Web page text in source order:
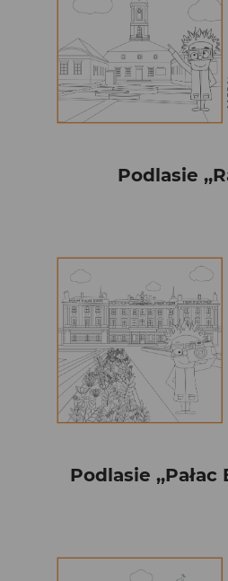
Podlasie
Podlasie